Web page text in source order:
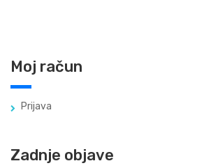
Moj račun
Prijava
Zadnje objave